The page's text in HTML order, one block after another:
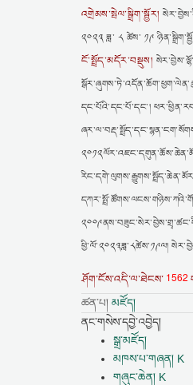
འགྲེམས་སྤེལ་སྒྲིག་སྦྱོར།
༢༠༢༣ ཟླ་ ༨ ཚེས་ ༡༩
ངོ་སྤྲོད་མདོར་བསྡུས།
དང་པོའི་དང་པོ་དང་།
ཕྱི་ལོ་༢༠༢༣ཟླ་༨ཚེས་༡༩ལ།
ཤོག་ངོས་འདི་ལ་ཐེངས་ 1562
ཚན་པ། མཛོད།
ནང་གསེས་དབྱེ་འབྱེད།
སྒྲ་མཛོད།
མཁས་པ་གཞན། K
གཞུང་ཆེན། K